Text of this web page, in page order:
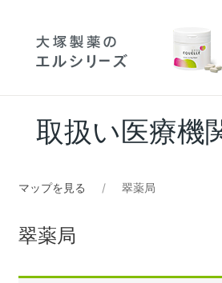
取扱い医療機
マップを見る 翠薬局
翠薬局